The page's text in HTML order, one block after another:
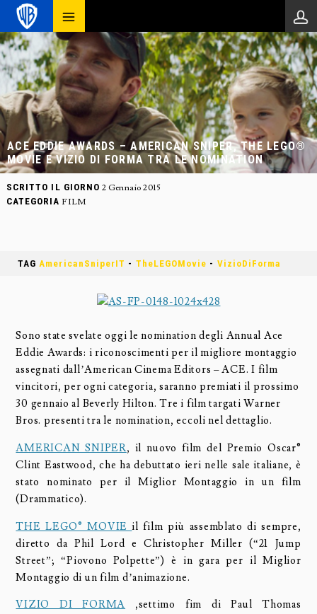
ACE EDDIE AWARDS – AMERICAN SNIPER, THE LEGO®
MOVIE E VIZIO DI FORMA TRA LE NOMINATION
SCRITTO IL GIORNO 2 Gennaio 2015
CATEGORIA FILM
TAGAmericanSniperIT - TheLEGOMovie - VizioDiForma
Sono state svelate oggi le nomination degli Annual Ace
Eddie Awards: i riconoscimenti per il migliore montaggio
assegnati dall’American Cinema Editors – ACE. I film
vincitori, per ogni categoria, saranno premiati il prossimo
30 gennaio al Beverly Hilton. Tre i film targati Warner
Bros. presenti tra le nomination, eccoli nel dettaglio.
AMERICAN SNIPER, il nuovo film del Premio Oscar®
Clint Eastwood, che ha debuttato ieri nelle sale italiane, è
stato nominato per il Miglior Montaggio in un film
(Drammatico).
THE LEGO® MOVIEil film più assemblato di sempre,
diretto da Phil Lord e Christopher Miller (“21 Jump
Street”; “Piovono Polpette”) è in gara per il Miglior
Montaggio di un film d’animazione.
VIZIO DI FORMA ,settimo fim di Paul Thomas